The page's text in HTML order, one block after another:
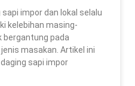
impor dan lokal selalu
kelebihan masing-
bergantung pada
masakan. Artikel ini
sapi impor